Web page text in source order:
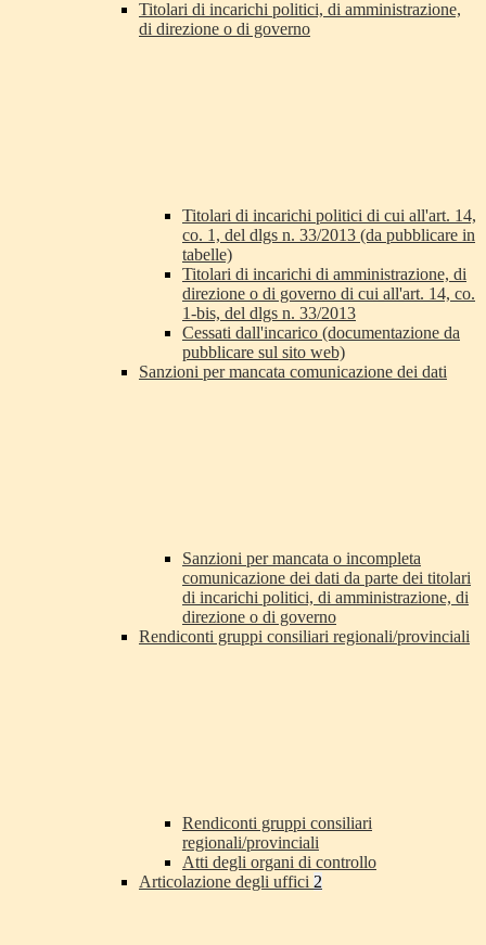
Titolari di incarichi politici, di amministrazione,
di direzione o di governo
Titolari di incarichi politici di cui all'art. 14,
co. 1, del dlgs n. 33/2013 (da pubblicare in
tabelle)
Titolari di incarichi di amministrazione, di
direzione o di governo di cui all'art. 14, co.
1-bis, del dlgs n. 33/2013
Cessati dall'incarico (documentazione da
pubblicare sul sito web)
Sanzioni per mancata comunicazione dei dati
Sanzioni per mancata o incompleta
comunicazione dei dati da parte dei titolari
di incarichi politici, di amministrazione, di
direzione o di governo
Rendiconti gruppi consiliari regionali/provinciali
Rendiconti gruppi consiliari
regionali/provinciali
Atti degli organi di controllo
Articolazione degli uffici 2